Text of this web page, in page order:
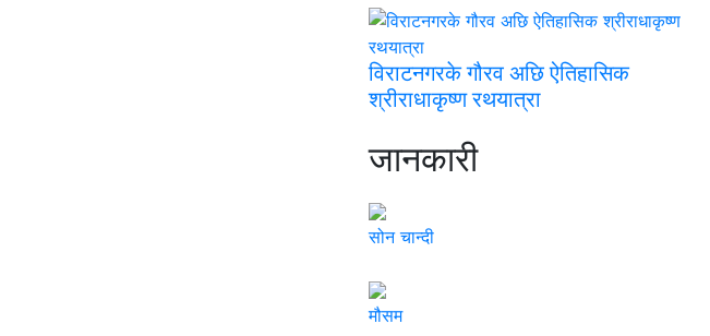
विराटनगरके गौरव अछि ऐतिहासिक
श्रीराधाकृष्ण रथयात्रा
जानकारी
सोन चान्दी
मौसम